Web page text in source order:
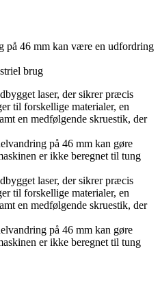
på 46 mm kan være en udfordring
brug
laser, der sikrer præcis
til forskellige materialer, en
en medfølgende skruestik, der
på 46 mm kan gøre
er ikke beregnet til tung
laser, der sikrer præcis
til forskellige materialer, en
en medfølgende skruestik, der
på 46 mm kan gøre
er ikke beregnet til tung